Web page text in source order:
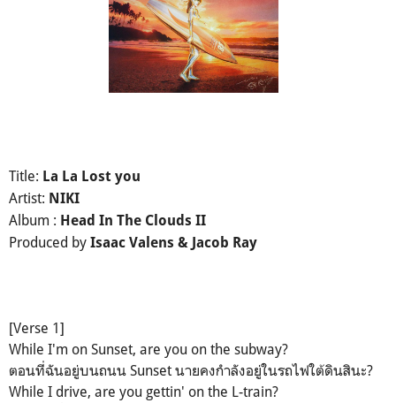
Title: La La Lost you
Artist: NIKI
Album : Head In The Clouds II
Produced by Isaac Valens & Jacob Ray
[Verse 1]
While I'm on Sunset, are you on the subway?
ตอนที่ฉันอยู่บนถนน Sunset นายคงกำลังอยู่ในรถไฟใต้ดินสินะ?
While I drive, are you gettin' on the L-train?